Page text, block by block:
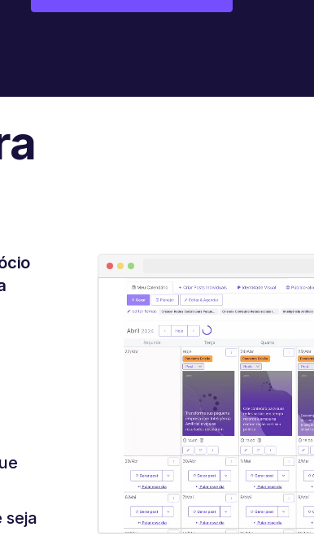
seja